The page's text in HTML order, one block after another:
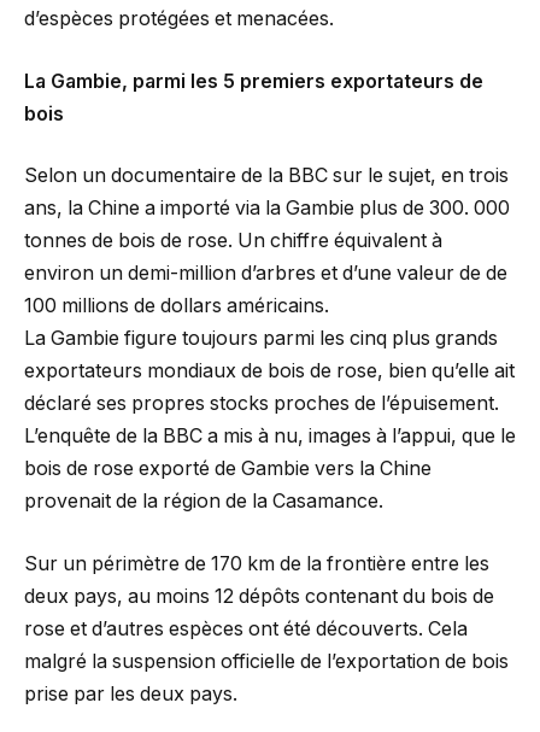
d’espèces protégées et menacées.
La Gambie, parmi les 5 premiers exportateurs de
bois
Selon un documentaire de la BBC sur le sujet, en trois
ans, la Chine a importé via la Gambie plus de 300. 000
tonnes de bois de rose. Un chiffre équivalent à
environ un demi-million d’arbres et d’une valeur de de
100 millions de dollars américains.
La Gambie figure toujours parmi les cinq plus grands
exportateurs mondiaux de bois de rose, bien qu’elle ait
déclaré ses propres stocks proches de l’épuisement.
L’enquête de la BBC a mis à nu, images à l’appui, que le
bois de rose exporté de Gambie vers la Chine
provenait de la région de la Casamance.
Sur un périmètre de 170 km de la frontière entre les
deux pays, au moins 12 dépôts contenant du bois de
rose et d’autres espèces ont été découverts. Cela
malgré la suspension officielle de l’exportation de bois
prise par les deux pays.